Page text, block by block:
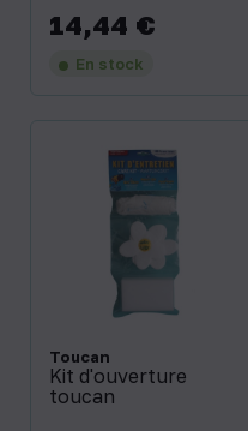
Prix
14,44 €
En stock
Toucan
Kit d'ouverture
toucan